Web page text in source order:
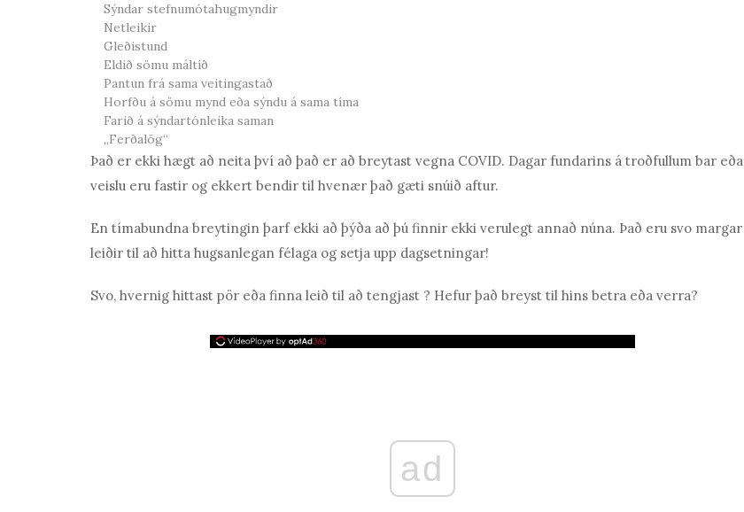
Sýndar stefnumótahugmyndir
Netleikir
Gleðistund
Eldið sömu máltíð
Pantun frá sama veitingastað
Horfðu á sömu mynd eða sýndu á sama tíma
Farið á sýndartónleika saman
„Ferðalög“
Það er ekki hægt að neita því að það er að breytast vegna COVID. Dagar fundarins á troðfullum bar eða
veislu eru fastir og ekkert bendir til hvenær það gæti snúið aftur.
En tímabundna breytingin þarf ekki að þýða að þú finnir ekki verulegt annað núna. Það eru svo margar
leiðir til að hitta hugsanlegan félaga og setja upp dagsetningar!
Svo, hvernig hittast pör eða finna leið til að tengjast ? Hefur það breyst til hins betra eða verra?
ad